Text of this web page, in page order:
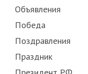
Объявления
Победа
Поздравления
Праздник